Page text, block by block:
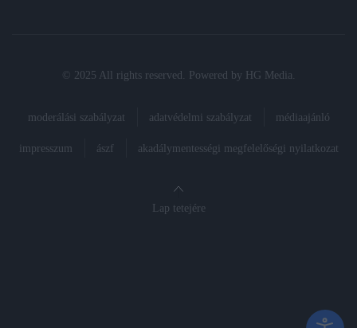
© 2025 All rights reserved. Powered by HG Media
moderálási szabályzat adatvédelmi szabályzat médiaajánló
impresszum ászf akadálymentességi megfelelőségi nyilatkozat
Lap tetejére